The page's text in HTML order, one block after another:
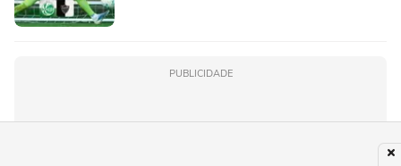
PUBLICIDADE